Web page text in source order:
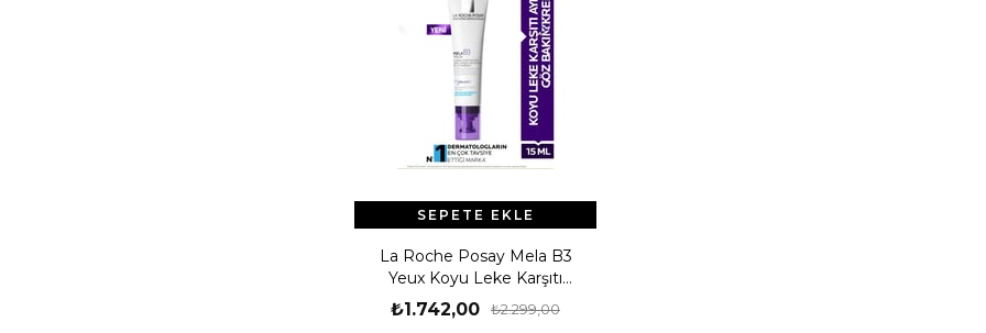
La Roche Posay Mela B3
Yeux Koyu Leke Karşıtı
Aydınlatıcı Göz Bakım Kremi
15ML
₺1.742,00 ₺2.299,00
SEPETE EKLE